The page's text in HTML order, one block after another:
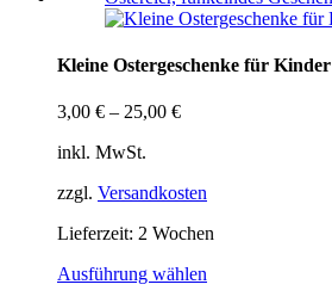
Kleine Ostergeschenke für Kinder
3,00 € – 25,00 €
inkl. MwSt.
zzgl. Versandkosten
Lieferzeit: 2 Wochen
Ausführung wählen